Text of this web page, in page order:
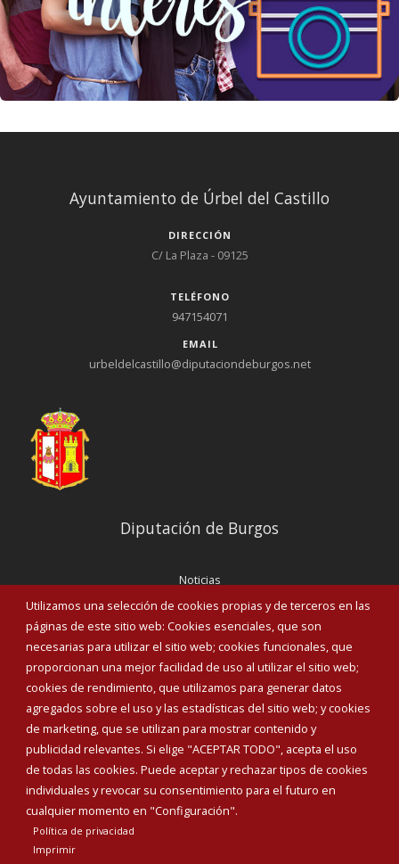
Utilizamos una selección de cookies propias y de terceros en las
páginas de este sitio web: Cookies esenciales, que son
necesarias para utilizar el sitio web; cookies funcionales, que
proporcionan una mejor facilidad de uso al utilizar el sitio web;
cookies de rendimiento, que utilizamos para generar datos
agregados sobre el uso y las estadísticas del sitio web; y cookies
de marketing, que se utilizan para mostrar contenido y
publicidad relevantes. Si elige "ACEPTAR TODO", acepta el uso
de todas las cookies. Puede aceptar y rechazar tipos de cookies
individuales y revocar su consentimiento para el futuro en
cualquier momento en "Configuración".
Política de privacidad
Imprimir
Ayuntamiento de Úrbel del Castillo
DIRECCIÓN
C/ La Plaza - 09125
TELÉFONO
947154071
EMAIL
urbeldelcastillo@diputaciondeburgos.net
Diputación de Burgos
Noticias
Eventos
Corporación Municipal
Teléfonos de interés
INICIAR SESIÓN
MAPA WEB